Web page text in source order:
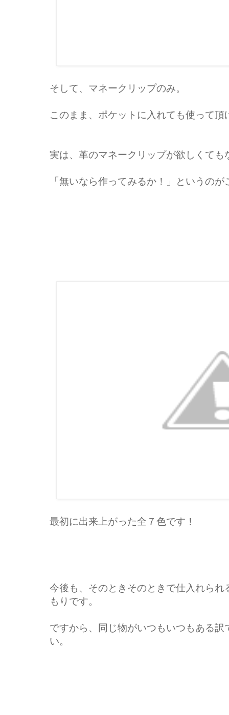
そして、マネークリップのみ。
このまま、ポケットに入れても使って頂
実は、革のマネークリップが欲しくても
「無いなら作ってみるか！」というの
最初に出来上がった全７色です！
今後も、そのときそのときで仕入れら
もりです。
ですから、同じ物がいつもいつもある
い。